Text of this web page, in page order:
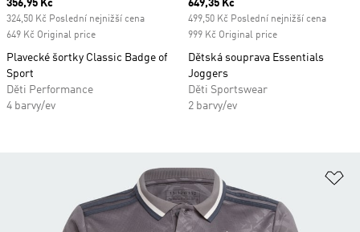
Current price
356,95 Kč
324,50 Kč Poslední nejnižší cena
649 Kč Original price
Plavecké šortky Classic Badge of
Sport
Děti Performance
4 barvy/ev
Current price
649,35 Kč
499,50 Kč Poslední nejnižší cena
999 Kč Original price
Dětská souprava Essentials
Joggers
Děti Sportswear
2 barvy/ev